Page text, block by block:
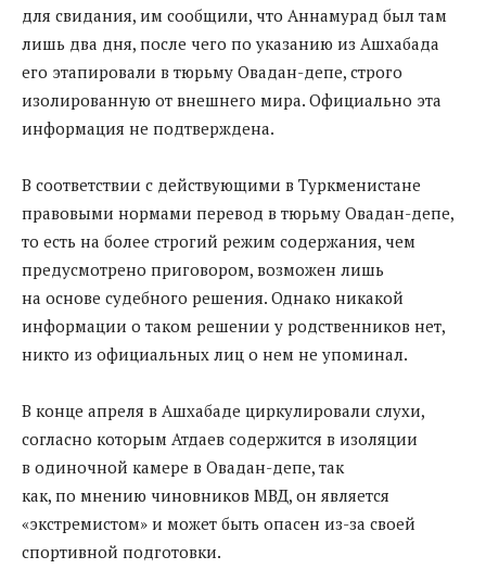
для свидания, им сообщили, что Аннамурад был там
лишь два дня, после чего по указанию из Ашхабада
его этапировали в тюрьму Овадан-депе, строго
изолированную от внешнего мира. Официально эта
информация не подтверждена.
В соответствии с действующими в Туркменистане
правовыми нормами перевод в тюрьму Овадан-депе,
то есть на более строгий режим содержания, чем
предусмотрено приговором, возможен лишь
на основе судебного решения. Однако никакой
информации о таком решении у родственников нет,
никто из официальных лиц о нем не упоминал.
В конце апреля в Ашхабаде циркулировали слухи,
согласно которым Атдаев содержится в изоляции
в одиночной камере в Овадан-депе, так
как, по мнению чиновников МВД, он является
«экстремистом» и может быть опасен из-за своей
спортивной подготовки.